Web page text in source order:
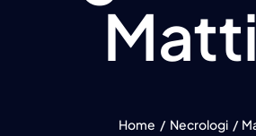
Home Necrologi